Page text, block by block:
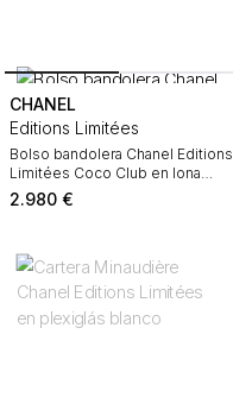
CHANEL
Editions Limitées
Bolso bandolera Chanel Editions
Limitées Coco Club en lona
caqui
2.980 €